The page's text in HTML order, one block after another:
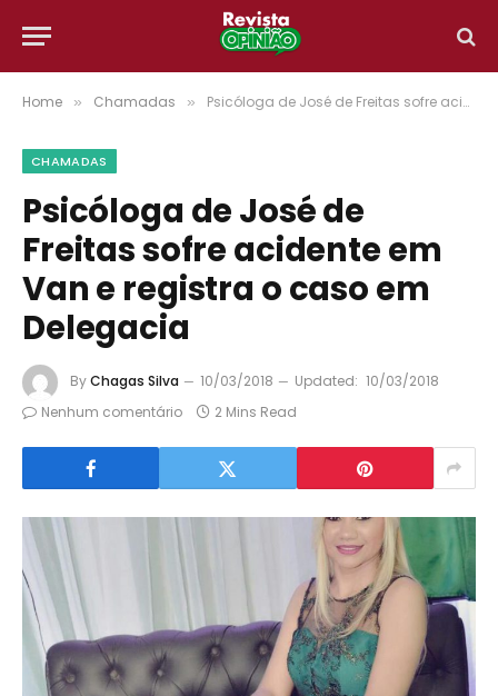
Home » Chamadas » Psicóloga de José de Freitas sofre acidente em Van e registra o caso em Delegacia
CHAMADAS
Psicóloga de José de
Freitas sofre acidente em
Van e registra o caso em
Delegacia
ByChagas Silva 10/03/2018 Updated: 10/03/2018
Nenhum comentário
2 Mins Read